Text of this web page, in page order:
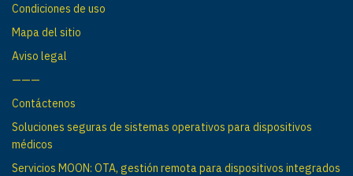
Condiciones de uso
Mapa del sitio
Aviso legal
———
Contáctenos
Soluciones seguras de sistemas operativos para dispositivos
médicos
Servicios MOON: OTA, gestión remota para dispositivos integrados